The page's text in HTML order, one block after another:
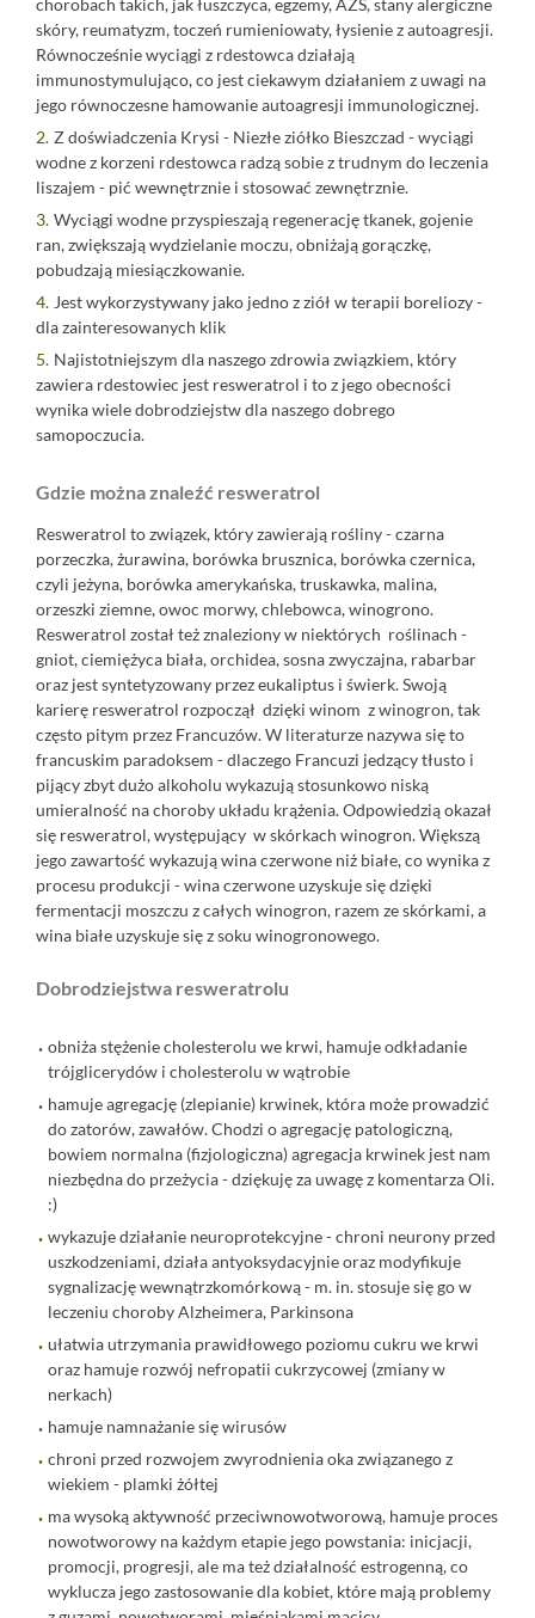
skóry, reumatyzm, toczeń rumieniowaty, łysienie z autoagresji.
Równocześnie wyciągi z rdestowca działają
immunostymulująco, co jest ciekawym działaniem z uwagi na
jego równoczesne hamowanie autoagresji immunologicznej.
Z doświadczenia Krysi - Niezłe ziółko Bieszczad - wyciągi
wodne z korzeni rdestowca radzą sobie z trudnym do leczenia
liszajem - pić wewnętrznie i stosować zewnętrznie.
Wyciągi wodne przyspieszają regenerację tkanek, gojenie
ran, zwiększają wydzielanie moczu, obniżają gorączkę,
pobudzają miesiączkowanie.
Jest wykorzystywany jako jedno z ziół w terapii boreliozy -
dla zainteresowanych klik
Najistotniejszym dla naszego zdrowia związkiem, który
zawiera rdestowiec jest resweratrol i to z jego obecności
wynika wiele dobrodziejstw dla naszego dobrego
samopoczucia.
Gdzie można znaleźć resweratrol
Resweratrol to związek, który zawierają rośliny - czarna
porzeczka, żurawina, borówka brusznica, borówka czernica,
czyli jeżyna, borówka amerykańska, truskawka, malina,
orzeszki ziemne, owoc morwy, chlebowca, winogrono.
Resweratrol został też znaleziony w niektórych roślinach -
gniot, ciemiężyca biała, orchidea, sosna zwyczajna, rabarbar
oraz jest syntetyzowany przez eukaliptus i świerk. Swoją
karierę resweratrol rozpoczął dzięki winom z winogron, tak
często pitym przez Francuzów. W literaturze nazywa się to
francuskim paradoksem - dlaczego Francuzi jedzący tłusto i
pijący zbyt dużo alkoholu wykazują stosunkowo niską
umieralność na choroby układu krążenia. Odpowiedzią okazał
się resweratrol, występujący w skórkach winogron. Większą
jego zawartość wykazują wina czerwone niż białe, co wynika z
procesu produkcji - wina czerwone uzyskuje się dzięki
fermentacji moszczu z całych winogron, razem ze skórkami, a
wina białe uzyskuje się z soku winogronowego.
Dobrodziejstwa resweratrolu
obniża stężenie cholesterolu we krwi, hamuje odkładanie
trójglicerydów i cholesterolu w wątrobie
hamuje agregację (zlepianie) krwinek, która może prowadzić
do zatorów, zawałów. Chodzi o agregację patologiczną,
bowiem normalna (fizjologiczna) agregacja krwinek jest nam
niezbędna do przeżycia - dziękuję za uwagę z komentarza Oli.
:)
wykazuje działanie neuroprotekcyjne - chroni neurony przed
uszkodzeniami, działa antyoksydacyjnie oraz modyfikuje
sygnalizację wewnątrzkomórkową - m. in. stosuje się go w
leczeniu choroby Alzheimera, Parkinsona
ułatwia utrzymania prawidłowego poziomu cukru we krwi
oraz hamuje rozwój nefropatii cukrzycowej (zmiany w
nerkach)
hamuje namnażanie się wirusów
chroni przed rozwojem zwyrodnienia oka związanego z
wiekiem - plamki żółtej
ma wysoką aktywność przeciwnowotworową, hamuje proces
nowotworowy na każdym etapie jego powstania: inicjacji,
promocji, progresji, ale ma też działalność estrogenną, co
wyklucza jego zastosowanie dla kobiet, które mają problemy